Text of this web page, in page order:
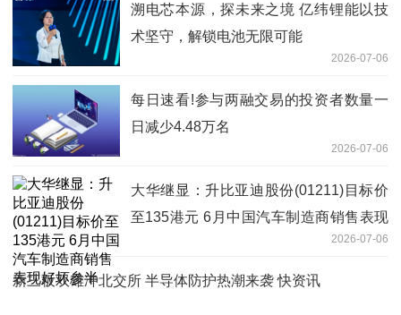
溯电芯本源，探未来之境 亿纬锂能以技
术坚守，解锁电池无限可能
2026-07-06
每日速看!参与两融交易的投资者数量一
日减少4.48万名
2026-07-06
大华继显：升比亚迪股份(01211)目标价
至135港元 6月中国汽车制造商销售表现
2026-07-06
新三板双雄冲北交所 半导体防护热潮来袭 快资讯